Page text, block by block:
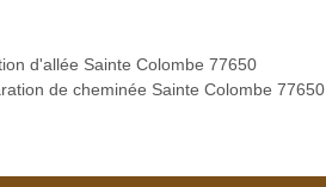
d'allée Sainte Colombe 77650
de cheminée Sainte Colombe 77650